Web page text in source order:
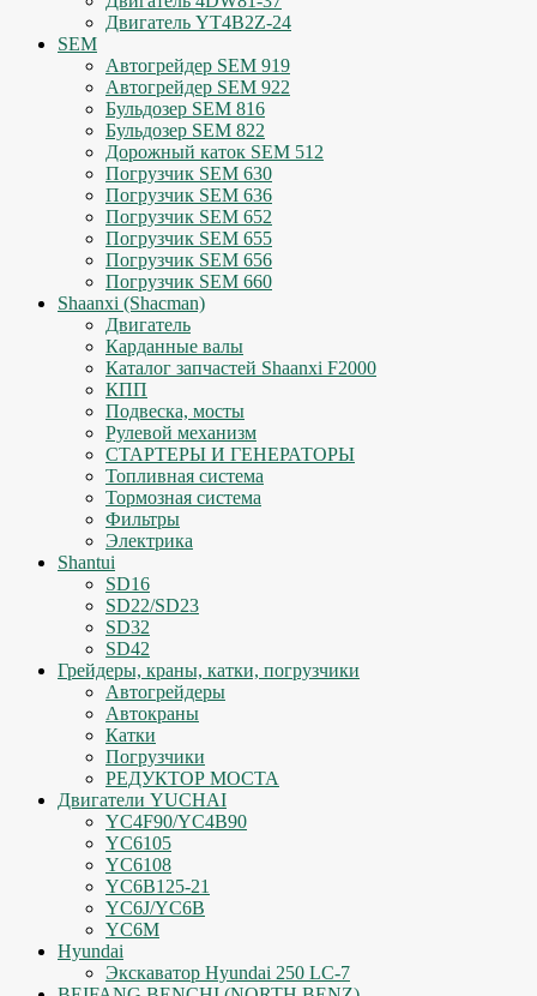
Двигатель YT4B2Z-24
SEM
Автогрейдер SEM 919
Автогрейдер SEM 922
Бульдозер SEM 816
Бульдозер SEM 822
Дорожный каток SEM 512
Погрузчик SEM 630
Погрузчик SEM 636
Погрузчик SEM 652
Погрузчик SEM 655
Погрузчик SEM 656
Погрузчик SEM 660
Shaanxi (Shacman)
Двигатель
Карданные валы
Каталог запчастей Shaanxi F2000
КПП
Подвеска, мосты
Рулевой механизм
СТАРТЕРЫ И ГЕНЕРАТОРЫ
Топливная система
Тормозная система
Фильтры
Электрика
Shantui
SD16
SD22/SD23
SD32
SD42
Грейдеры, краны, катки, погрузчики
Автогрейдеры
Автокраны
Катки
Погрузчики
РЕДУКТОР МОСТА
Двигатели YUCHAI
YC4F90/YC4B90
YC6105
YC6108
YC6B125-21
YC6J/YC6B
YC6M
Hyundai
Экскаватор Hyundai 250 LC-7